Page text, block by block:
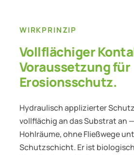
WIRKPRINZIP
Vollflächiger
Voraussetzung für
Erosionsschutz.
Hydraulisch applizierter
vollflächig an das Substrat an
Hohlräume, ohne Fließwege
Schutzschicht. Er ist